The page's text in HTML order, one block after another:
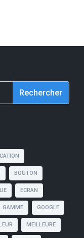
BOUTON
ECRAN
GAMME GOOGLE
MEILLEURE